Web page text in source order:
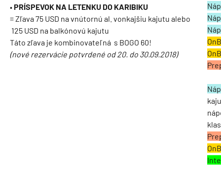
•PRÍSPEVOK NA LETENKU DO KARIBIKU
= Zľava 75 USD na vnútornú al. vonkajšiu kajutu alebo
125 USD na balkónovú kajutu
Táto zľava je kombinovateľná s BOGO 60!
(nové rezervácie potvrdené od 20. do 30.09.2018)